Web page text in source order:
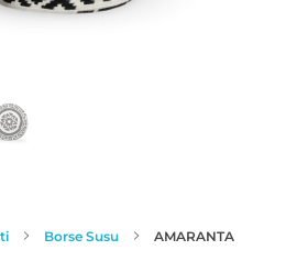
Borse Susu
AMARANTA